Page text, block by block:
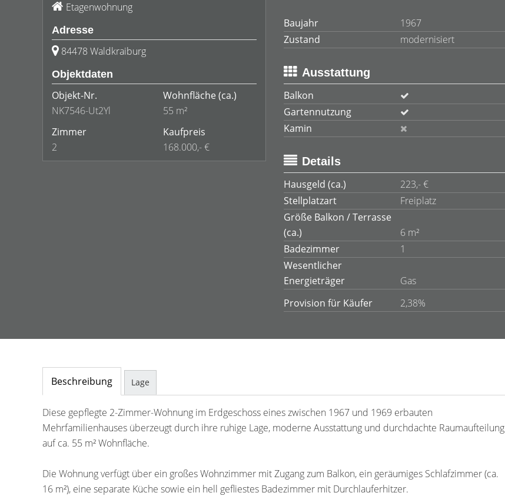
Etagenwohnung
Adresse
84478 Waldkraiburg
Objektdaten
Objekt-Nr.
NK7546-Ut2Yl
Wohnfläche (ca.)
55 m²
Zimmer
2
Kaufpreis
168.000,- €
Baujahr 1967
Zustand
modernisiert
Ausstattung
Balkon
Gartennutzung
Kamin
Details
Hausgeld (ca.)
223,- €
Stellplatzart
Freiplatz
Größe Balkon / Terrasse
(ca.)
6 m²
Badezimmer
1
Wesentlicher
Energieträger
Gas
Provision für Käufer
2,38%
Beschreibung Lage
Diese gepflegte 2-Zimmer-Wohnung im Erdgeschoss eines zwischen 1967 und 1969 erbauten
Mehrfamilienhauses überzeugt durch ihre ruhige Lage, moderne Ausstattung und durchdachte Raumaufteilung
auf ca. 55 m² Wohnfläche.
Die Wohnung verfügt über ein großes Wohnzimmer mit Zugang zum Balkon, ein geräumiges Schlafzimmer (ca.
16 m²), eine separate Küche sowie ein hell gefliestes Badezimmer mit Durchlauferhitzer.